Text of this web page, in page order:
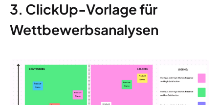
3. ClickUp-Vorlage für
Wettbewerbsanalysen